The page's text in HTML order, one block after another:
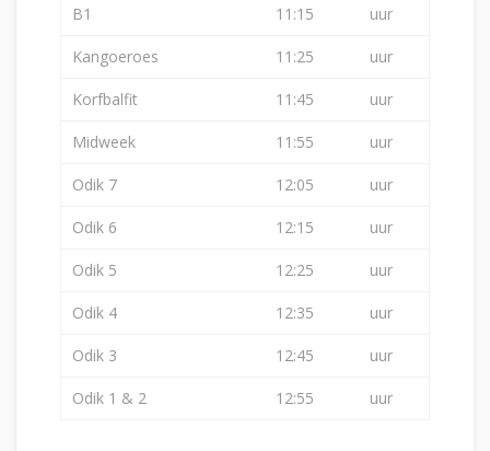
B1 11:15 uur
Kangoeroes 11:25 uur
Korfbalfit 11:45 uur
Midweek 11:55 uur
Odik 7 12:05 uur
Odik 6 12:15 uur
Odik 5 12:25 uur
Odik 4 12:35 uur
Odik 3 12:45 uur
Odik 1 & 2 12:55 uur